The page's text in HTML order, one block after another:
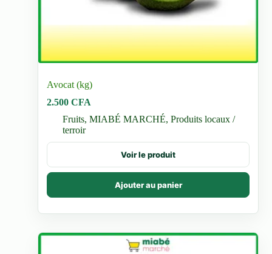
Avocat (kg)
2.500CFA
Fruits,MIABÉ MARCHÉ,Produits locaux /
terroir
Voir le produit
Ajouter au panier